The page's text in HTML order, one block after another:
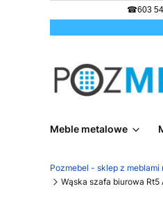
☎603
Meble metalowe
Pozmebel - sklep z meblami
Wąska szafa biurowa